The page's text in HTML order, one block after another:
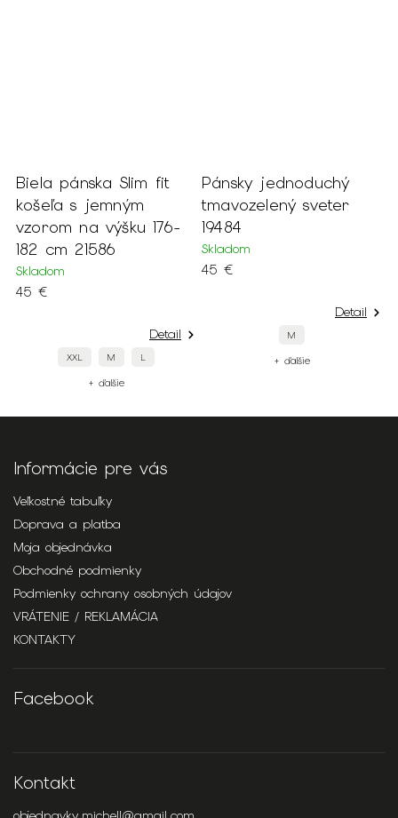
Pánsky jednoduchý
tmavozelený sveter
19484
Skladom
45 €
+ ďalšie
Pánsky čierny pletený
pulóver s okrúhlym
výstrihom
Skladom
45 €
Detail
+ ďalšie
Informácie pre vás
Veľkostné tabuľky
Doprava a platba
Moja objednávka
Obchodné podmienky
Podmienky ochrany osobných údajov
VRÁTENIE / REKLAMÁCIA
KONTAKTY
Facebook
Kontakt